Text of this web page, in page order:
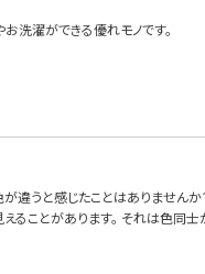
洗濯ができる優れモノです。
違うと感じたことはありません
ことがあります。 それは色同士